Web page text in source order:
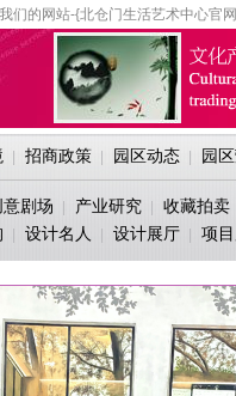
们的网站-{北仓门生活艺术中心官
招商政策 园区动态 园
剧场 产业研究
收藏拍卖
设计名人 设计展厅 项